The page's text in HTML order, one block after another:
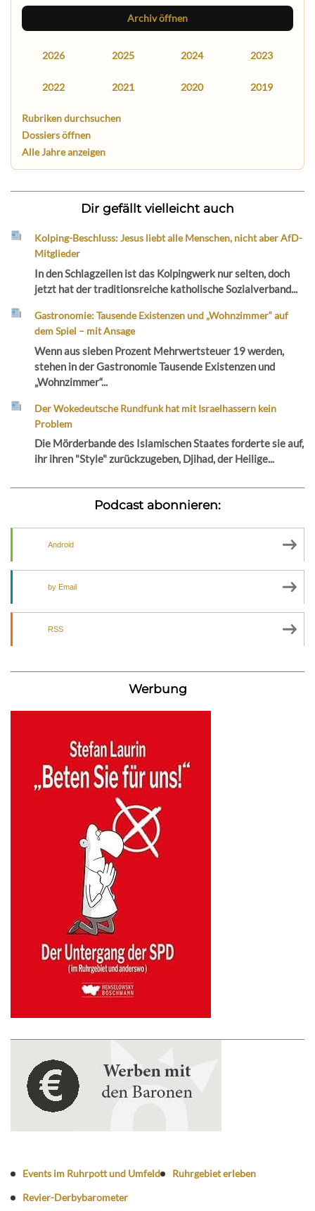
Archiv öffnen
2026 2025 2024 2023
2022 2021 2020 2019
Rubriken durchsuchen
Dossiers öffnen
Alle Jahre anzeigen
Dir gefällt vielleicht auch
Kolping-Beschluss: Jesus liebt alle Menschen, nicht aber AfD-
Mitglieder
In den Schlagzeilen ist das Kolpingwerk nur selten, doch
jetzt hat der traditionsreiche katholische Sozialverband...
Gastronomie: Tausende Existenzen und „Wohnzimmer“ auf
dem Spiel – mit Ansage
Wenn aus sieben Prozent Mehrwertsteuer 19 werden,
stehen in der Gastronomie Tausende Existenzen und
„Wohnzimmer“...
Der Wokedeutsche Rundfunk hat mit Israelhassern kein
Problem
Die Mörderbande des Islamischen Staates forderte sie auf,
ihr ihren "Style" zurückzugeben, Djihad, der Heilige...
Podcast abonnieren:
Android
by Email
RSS
Werbung
Events im Ruhrpott und Umfeld
Ruhrgebiet erleben
Revier-Derbybarometer